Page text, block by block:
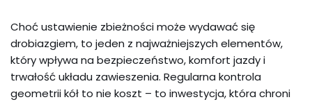
Choć ustawienie zbieżności może wydawać się
drobiazgiem, to jeden z najważniejszych elementów,
który wpływa na bezpieczeństwo, komfort jazdy i
trwałość układu zawieszenia. Regularna kontrola
geometrii kół to nie koszt – to inwestycja, która chroni